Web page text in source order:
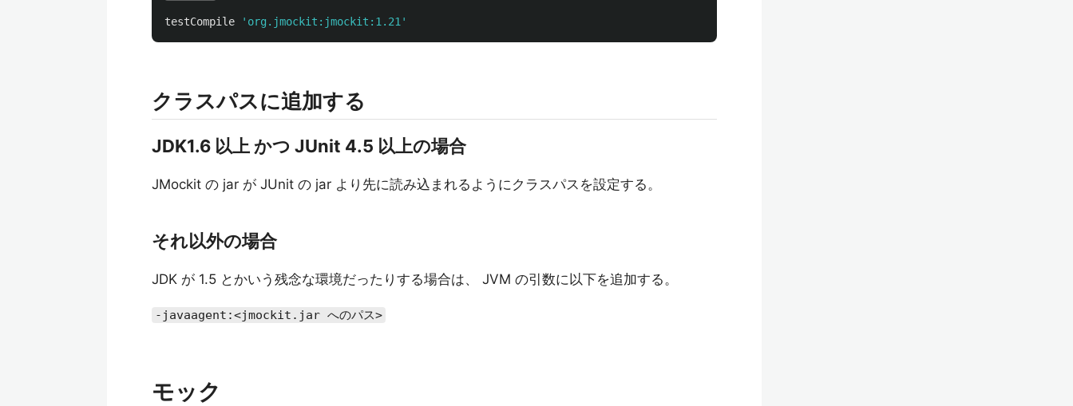
testCompile 'org.jmockit:jmockit:1.21'
クラスパスに追加する
JDK1.6 以上 かつ JUnit 4.5 以上の場合
JMockit の jar が JUnit の jar より先に読み込まれるようにクラスパスを設定する。
それ以外の場合
JDK が 1.5 とかいう残念な環境だったりする場合は、 JVM の引数に以下を追加する。
-javaagent:<jmockit.jar へのパス>
モック